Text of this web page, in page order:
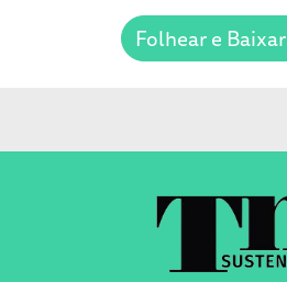
Folhear e